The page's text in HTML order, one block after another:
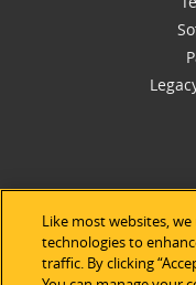
Like most websites,
technologies to
traffic. By clicking